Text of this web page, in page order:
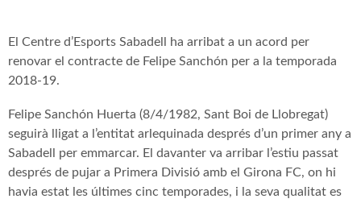
El Centre d’Esports Sabadell ha arribat a un acord per
renovar el contracte de Felipe Sanchón per a la temporada
2018-19.
Felipe Sanchón Huerta (8/4/1982, Sant Boi de Llobregat)
seguirà lligat a l’entitat arlequinada després d’un primer any a
Sabadell per emmarcar. El davanter va arribar l’estiu passat
després de pujar a Primera Divisió amb el Girona FC, on hi
havia estat les últimes cinc temporades, i la seva qualitat es